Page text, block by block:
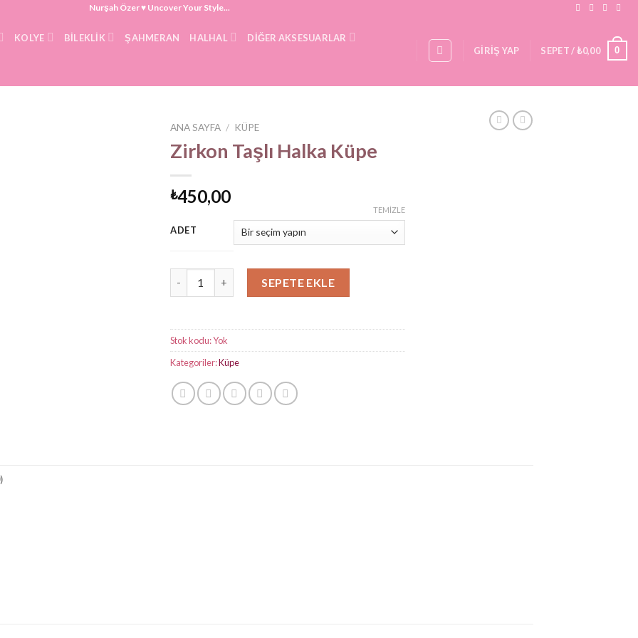
Nurşah Özer ♥ Uncover Your Style...
KOLYE BILEKLIK ŞAHMERAN HALHAL DIĞER AKSESUARLAR
GIRIŞ YAP SEPET /₺0,00 0
ANA SAYFA / KÜPE
Zirkon Taşlı Halka Küpe
₺450,00
ADET
TEMIZLE
SEPETE EKLE
Stok kodu:Yok
Kategoriler:Küpe